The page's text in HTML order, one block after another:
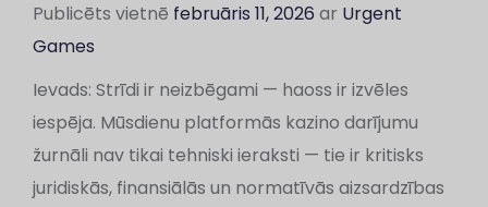
Publicēts vietnē februāris 11, 2026 ar Urgent
Games
Ievads: Strīdi ir neizbēgami — haoss ir izvēles
iespēja. Mūsdienu platformās kazino darījumu
žurnāli nav tikai tehniski ieraksti — tie ir kritisks
juridiskās, finansiālās un normatīvās aizsardzības